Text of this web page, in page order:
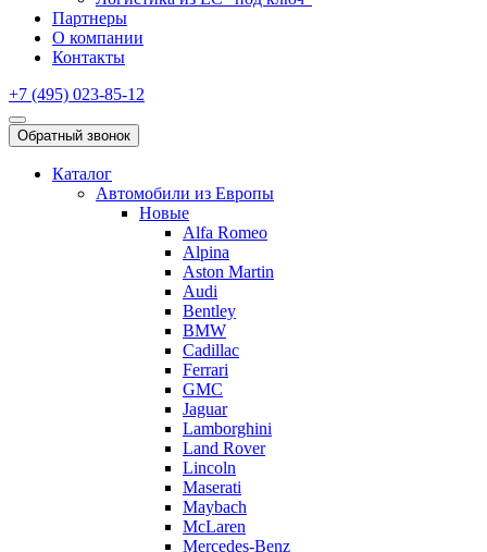
Партнеры
О компании
Контакты
+7 (495) 023-85-12
Обратный звонок
Каталог
Автомобили из Европы
Новые
Alfa Romeo
Alpina
Aston Martin
Audi
Bentley
BMW
Cadillac
Ferrari
GMC
Jaguar
Lamborghini
Land Rover
Lincoln
Maserati
Maybach
McLaren
Mercedes-Benz